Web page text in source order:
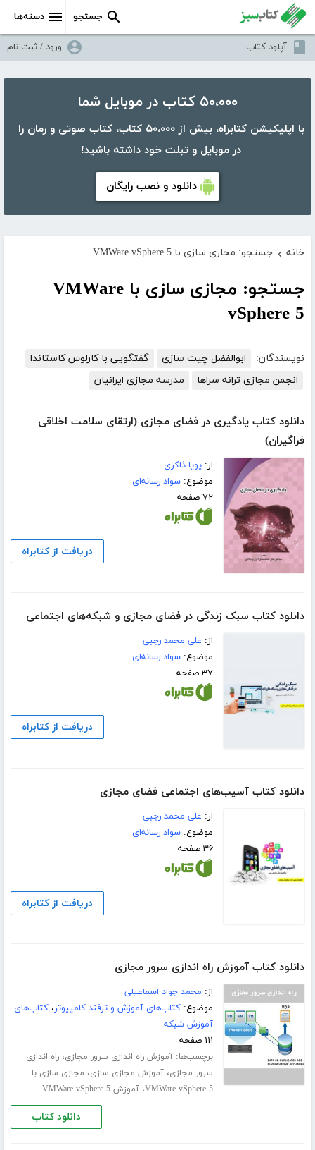
دسته‌ها جستجو
آپلود کتاب ورود / ثبت نام
۵۰،۰۰۰ کتاب در موبایل شما
با اپلیکیشن کتابراه، بیش از ۵۰،۰۰۰ کتاب، کتاب صوتی و رمان را
در موبایل و تبلت خود داشته باشید!
دانلود و نصب رایگان
خانه › جستجو: مجازی سازی با VMWare vSphere 5
جستجو: مجازی سازی با VMWare
vSphere 5
نویسندگان: ابوالفضل چیت سازی
گفتگویی با کارلوس کاستاندا
انجمن مجازی ترانه سراها
مدرسه مجازی ایرانیان
دانلود کتاب یادگیری در فضای مجازی (ارتقای سلامت اخلاقی
فراگیران)
از:پویا ذاکری
موضوع:سواد رسانه‌ای
۷۲ صفحه
دریافت از کتابراه
دانلود کتاب سبک زندگی در فضای مجازی و شبکه‌های اجتماعی
از: علی محمد رجبی
موضوع:سواد رسانه‌ای
۳۷ صفحه
دریافت از کتابراه
دانلود کتاب آسیب‌های اجتماعی فضای مجازی
از: علی محمد رجبی
موضوع:سواد رسانه‌ای
۳۶ صفحه
دریافت از کتابراه
دانلود کتاب آموزش راه اندازی سرور مجازی
از: محمد جواد اسماعیلی
موضوع:کتاب‌های آموزش و ترفند کامپیوتر،کتاب‌های
آموزش شبکه
۱۱۱ صفحه
برچسب‌ها:آموزش راه اندازی سرور مجازی،راه اندازی
سرور مجازی،آموزش مجازی سازی، مجازی سازی با
VMWare vSphere 5،آموزش VMWare vSphere 5
دانلود کتاب